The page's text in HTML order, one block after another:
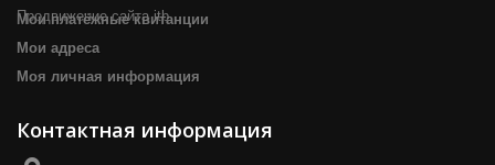
Продвижение сайта itb
Мои платёжные квитанции
Мои адреса
Моя личная информация
Контактная информация